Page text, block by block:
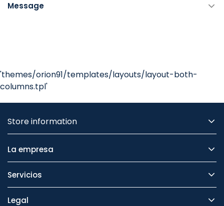
Message
'themes/orion91/templates/layouts/layout-both-
columns.tpl'
Store information
La empresa
Servicios
Legal